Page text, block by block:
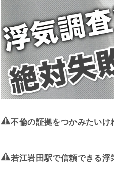
不倫の証拠をつかみたいけ
若江岩田駅で信頼できる浮